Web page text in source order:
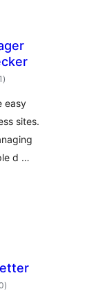
valoraciones
en
)
easy
sites.
d …
valoraciones
en
)